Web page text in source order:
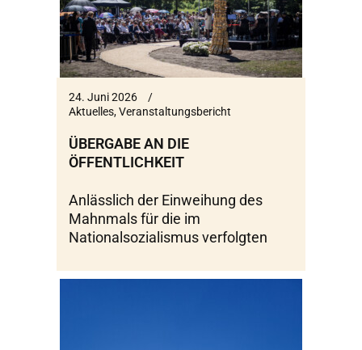
24. Juni 2026
Aktuelles,Veranstaltungsbericht
ÜBERGABE AN DIE
ÖFFENTLICHKEIT
Anlässlich der Einweihung des
Mahnmals für die im
Nationalsozialismus verfolgten